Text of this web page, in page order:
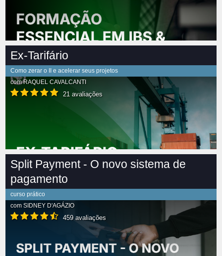
Ex-Tarifário
Como zerar o II e acelerar seus projetos
comRAQUEL CAVALCANTI
21 avaliações
Split Payment - O novo sistema de
pagamento
curso prático
com SIDNEY D'AGÁZIO
459 avaliações